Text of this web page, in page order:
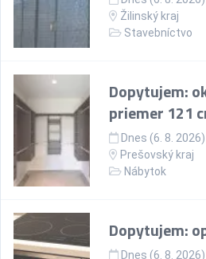
Žilinský kraj
Stavebníctvo
Dopytujem:
priemer 121
Dnes (6. 8. 2026)
Prešovský kraj
Nábytok
Dopytujem:
Dnes (6. 8. 2026)